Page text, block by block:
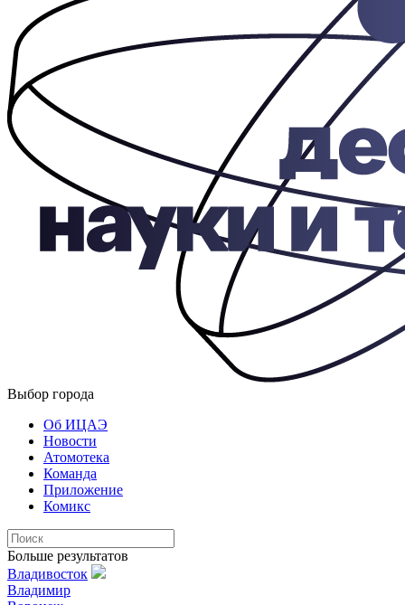
Выбор города
Об ИЦАЭ
Новости
Атомотека
Команда
Приложение
Комикс
Больше результатов
Владивосток
Владимир